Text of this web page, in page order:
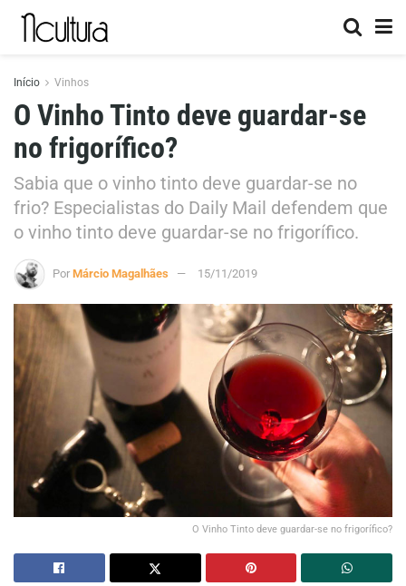
Início Vinhos
O Vinho Tinto deve guardar-se
no frigorífico?
Sabia que o vinho tinto deve guardar-se no
frio? Especialistas do Daily Mail defendem que
o vinho tinto deve guardar-se no frigorífico.
Por Márcio Magalhães 15/11/2019
O Vinho Tinto deve guardar-se no frigorífico?